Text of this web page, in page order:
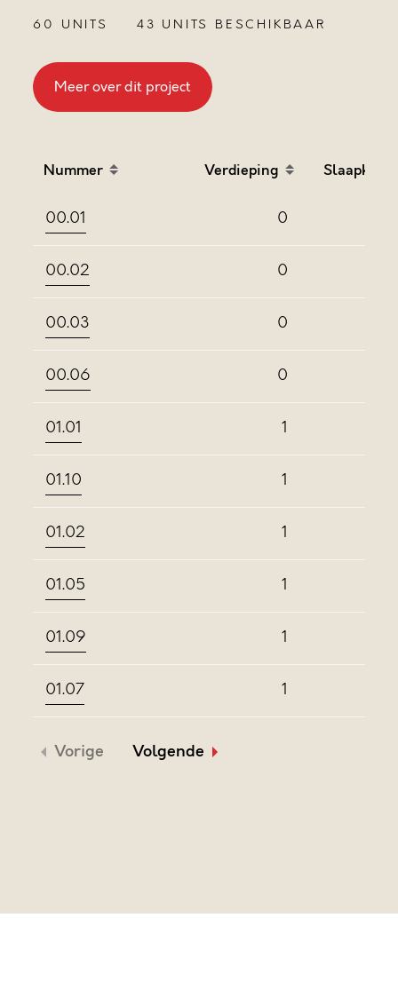
60 UNITS 43 UNITS BESCHIKBAAR
Meer over dit project
Nummer
Sort table by Nummer in descending order
Verdieping
Sort table by
00.01 0
00.02 0
00.03 0
00.06 0
01.01 1
01.10 1
01.02 1
01.05 1
01.09 1
01.07 1
Vorige Volgende